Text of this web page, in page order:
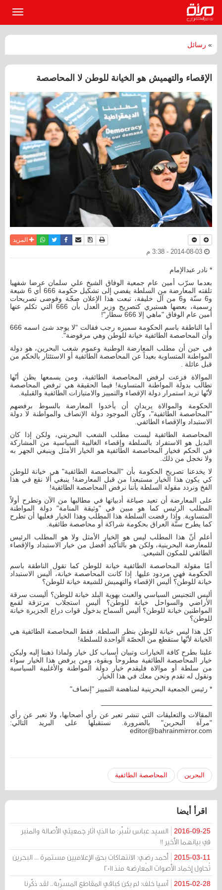
» رسائل
الإقصاء والتهميش هو الخيانة للوطن لا المحاصصة
نسخة للطباعة
حفظ الموضوع
أرسل الى صديق
فيسبوكتويترواتسابالمزيد
* نادر عبدالإمام
بعدما سرّب أمين عام جمعية الوفاق الشيخ علي سلمان عرضا شفهيا
تلقته المعارضة من السلطة يفضي إلى تشكيل حكومة 666 أي 6 شيعة
و6 سنّة و6 من آل خليفة، تبعت هذا الإعلان ضجّة وفوضى تصريحات
رسمية، بعضها هستيري كتصريح وزير العدل بأن 666 التي تكلم عنها
أمين عام الوفاق "ماهي إلا 666 سطار"!
أما الناطقة باسم الحكومة سميره رجب فقالت "لا يوجد شئ اسمه 666
وأن المحاصصة الطائفية خيانة للوطن وهي مرفوضة".
في حين أن مطلب المعارضة الوطنية وعموم شعب البحرين، هو دولة
المواطنة المتساوية بعيداً عن المحاصصة الطائفية أو الاستئثار بالحكم من
قبل عائلة .
الموالاة فزعت لرفض المحاصصة الطائفية، ومن يسمعها يظن أنّها
تطالب بدولة المواطنة المتساوية! فيما الحقيقة هي ترفض المحاصصة
لأنّها تريد استمرار دولة الإقصاء والتمييز والامتيازات الطائفية والقبلية.
الحكومة والموالاة يريدان أن يأخدوا المعارضة بالسوط برفضهم
"المحاصصة الطائفية"، وكأن الموجود دولة الإنصاف والمواطنة لا دولة
الاستبداد والإقصاء الطائفي.
المحاصصة الطائفية ليست مطلب الشعب البحريني، ولكن إذا كان
البديل هو الاستفراد بالسلطة وإقصاء الغالبية السياسية من المشاركة
في الحكم فخيار المحاصصة الطائفية هو الخيار الأمثل وينبغي الجهر به
ولا نخجل من ذلك.
لا يخدعنا تصريح الحكومة بأن "المحاصصة الطائفية" هي خيانة للوطن
كي يكون هذا الخيار مستبعدا من قبل المعارضة! ينبغي ألا نقع في هذا
الفخ ونردد مقولة السلطة بأننا نرفض المحاصصة الطائفية!
على المعارضة أن تعيد صياغة أدبياتها في مطالبها من الآن وتطرح أولاً
المطلب الرئيس كما هو مبين في "وثيقة المنامة" دولة المواطنة
المتساوية. وإذا رفضت السلطة هذا المطلب وهذا الخيار فعليها أن تطرح
كما يطرح سنّة العراق بحكومة شراكة أو محاصصة طائفية.
أعلم أنّ هذا المطلب ليس هو الخيار الأمثل ولا هو المطلب الرئيس
للمعارضة البحرينية، ولكن هو بالتأكيد أفضل من خيار الاستبداد والإقصاء
الطائفي للمكون الشيعي.
أمّا مقولة المحاصصة الطائفية خيانة للوطن كما تقول الناطقة باسم
الحكومة فهي مردود عليها. إذا كانت المحاصصة خيانة، أليس الاستبداد
خيانة للوطن؟ أليس الإقصاء والتهميش للشيعة خيانة للوطن؟
أليس التجنيس السياسي والعبث بهوية البلد خيانة للوطن؟ أليست سرقة
الأراضي والسواحل خيانة للوطن؟ أليس استجلاب مرتزقة لقمع
المواطنين خيانة للوطن؟ أليس السماح بدخول قوات دراع الجزيرة خيانة
للوطن؟
كل هذا ليس خيانة للوطن بنظر السلطة. فقط المحاصصة الطائفية هي
الخيانة لأنّها ستقطع من الحصّة الواحدة للسلطة!
علينا بطرح كافة الخيارات وتبيان أسباب كل خيار ولماذا ذهبنا إليه وليكن
خيار المحاصصة الطائفية مطروحاً وبقوة، ومن يرفض هذا الخيار سواء
من سلطة أو موالاة فليقدم خيار دولة المواطنة والأغلبية السياسية
ونقول له تقدم ونحن معك في هذا الخيار.
* رئيس الجمعية البحرينية لمناهضة التمييز "إنصاف"
المقالات والتعليقات التي تنشر تعبر عن رأي أصحابها، ولا تعبر عن رأي
"مرآة البحرين" بالضرورة. نستقبلها على البريد التالي:
editor@bahrainmirror.com
البحرين المحاصصة الطائفية
اقرأ أيضا
2016-09-25
السيد عباس شبّر: ما الذي اثار جمعيتي الأصالة والمنبر
في بيانهما الأخير !!
2015-03-11
أحمد رضي: الانتهاكات بحق الإعلاميين مستمرة ... البحرين
تُحاول إخماد الأصوات المُعارضة منذ 2011
2015-02-28
آسيا خلف: لم يكن كباقي المقاطع المسرّبة.. لقد ذكّرنا